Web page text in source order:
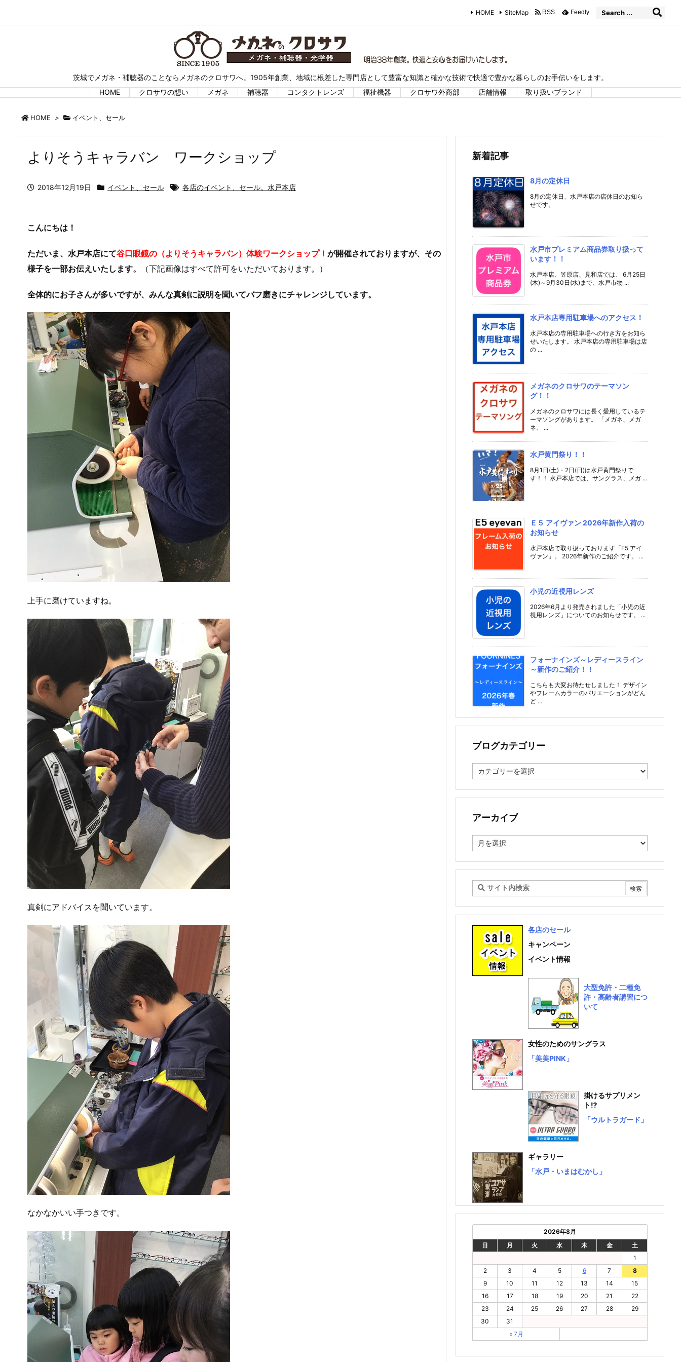
茨城でメガネ・補聴器のことならメガネのクロサワへ。1905年創業、地域に根差した専門店として豊富な知識と確かな技術で快適で豊かな暮らしのお手伝いをします。
HOME
クロサワの想い メガネ 補聴器 コンタクトレンズ 福祉機器 クロサワ外商部 店舗情報 取り扱いブランド
HOME SiteMap RSS Feedly
HOME > イベント、セール
よりそうキャラバン ワークショップ
2018年12月19日 イベント、セール 各店のイベント、セール。水戸本店
こんにちは！
ただいま、水戸本店にて谷口眼鏡の（よりそうキャラバン）体験ワークショップ！ が開催されておりますが、その
様子を一部お伝えいたします。
（下記画像はすべて許可をいただいております。）
全体的にお子さんが多いですが、みんな真剣に説明を聞いてバフ磨きにチャレンジしています。
上手に磨けていますね。
真剣にアドバイスを聞いています。
なかなかいい手つきです。
新着記事
8月の定休日
8月の定休日、水戸本店の店休日のお知ら
せです。
水戸市プレミアム商品券取り扱って
います！！
水戸本店、笠原店、見和店では、 6月25日
(木)～9月30日(水)まで、水戸市物 ...
水戸本店専用駐車場へのアクセス！
水戸本店の専用駐車場への行き方をお知ら
せいたします。 水戸本店の専用駐車場は店
の ...
メガネのクロサワのテーマソン
グ！！
メガネのクロサワには長く愛用しているテ
ーマソングがあります。 「メガネ、メガ
ネ、 ...
水戸黄門祭り！！
8月1日(土)・2日(日)は水戸黄門祭りで
す！！ 水戸本店では、サングラス、メガ ...
Ｅ５ アイヴァン 2026年新作入荷の
お知らせ
水戸本店で取り扱っております「E5 アイ
ヴァン」。 2026年新作のご紹介です。 ...
小児の近視用レンズ
2026年6月より発売されました「小児の近
視用レンズ」についてのお知らせです。 ...
フォーナインズ～レディースライン
～新作のご紹介！！
こちらも大変お待たせしました！ デザイン
やフレームカラーのバリエーションがどん
ど ...
ブログカテゴリー
ロ
カ
ゴ
ー
アーカイブ
ー
イ
各店のセール
キャンペーン
イベント情報
大型免許・二種免
許・高齢者講習につ
いて
女性のためのサングラス
「美美PINK」
掛けるサプリメン
ト⁉
「ウルトラガード」
ギャラリー
「水戸・いまはむかし」
2026年8月
日
月 火 水 木 金
土
1
2
3 4 5 6 7
8
9
10 11 12 13 14
15
16
17 18 19 20 21
22
23
24 25 26 27 28
29
30
31
« 7月